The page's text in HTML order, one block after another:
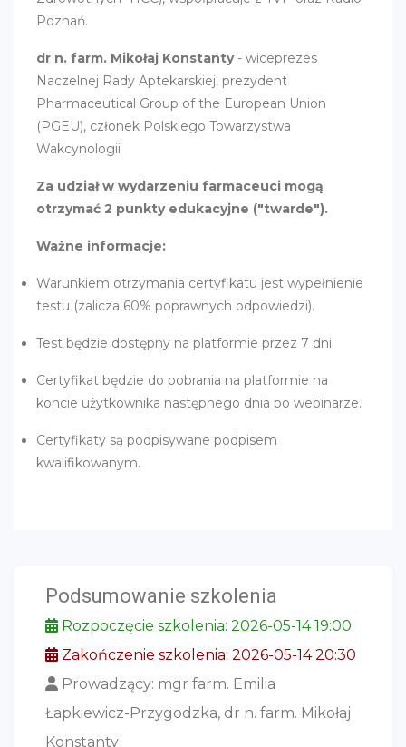
Poznań.
dr n. farm. Mikołaj Konstanty- wiceprezes
Naczelnej Rady Aptekarskiej, prezydent
Pharmaceutical Group of the European Union
(PGEU), członek Polskiego Towarzystwa
Wakcynologii
Za udział w wydarzeniu farmaceuci mogą
otrzymać 2 punkty edukacyjne ("twarde").
Ważne informacje:
Warunkiem otrzymania certyfikatu jest wypełnienie
testu (zalicza 60% poprawnych odpowiedzi).
Test będzie dostępny na platformie przez 7 dni.
Certyfikat będzie do pobrania na platformie na
koncie użytkownika następnego dnia po webinarze.
Certyfikaty są podpisywane podpisem
kwalifikowanym.
Podsumowanie szkolenia
Rozpoczęcie szkolenia: 2026-05-14 19:00
Zakończenie szkolenia: 2026-05-14 20:30
Prowadzący: mgr farm. Emilia
Łapkiewicz-Przygodzka, dr n. farm. Mikołaj
Konstanty